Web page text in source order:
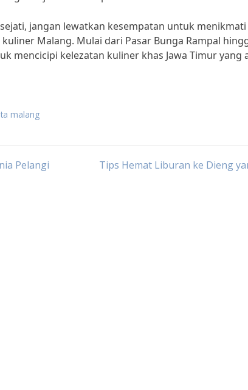
jangan lewatkan kesempatan untuk
Malang. Mulai dari Pasar Bunga Rampal
mencicipi kelezatan kuliner khas Jawa Timur yang
malang
Pelangi
Tips Hemat Liburan ke Dieng